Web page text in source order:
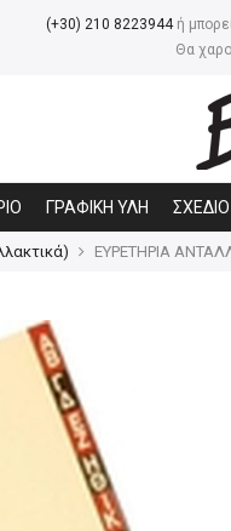
(+30) 210 8223944ή
Θα
ΓΡΑΦΙΚΗ ΥΛΗ ΣΧΕΔΙΟ
ΕΥΡΕΤΗΡΙΑ